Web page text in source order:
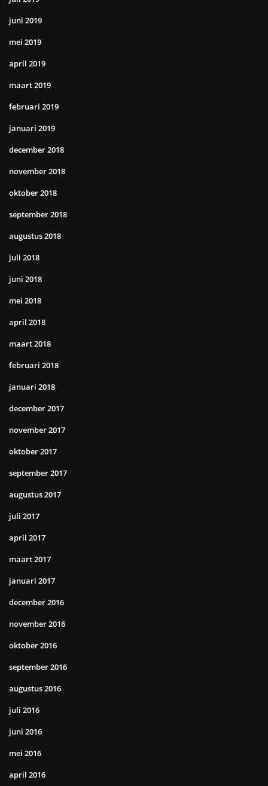
juni 2019
mei 2019
april 2019
maart 2019
februari 2019
januari 2019
december 2018
november 2018
oktober 2018
september 2018
augustus 2018
juli 2018
juni 2018
mei 2018
april 2018
maart 2018
februari 2018
januari 2018
december 2017
november 2017
oktober 2017
september 2017
augustus 2017
juli 2017
april 2017
maart 2017
januari 2017
december 2016
november 2016
oktober 2016
september 2016
augustus 2016
juli 2016
juni 2016
mei 2016
april 2016